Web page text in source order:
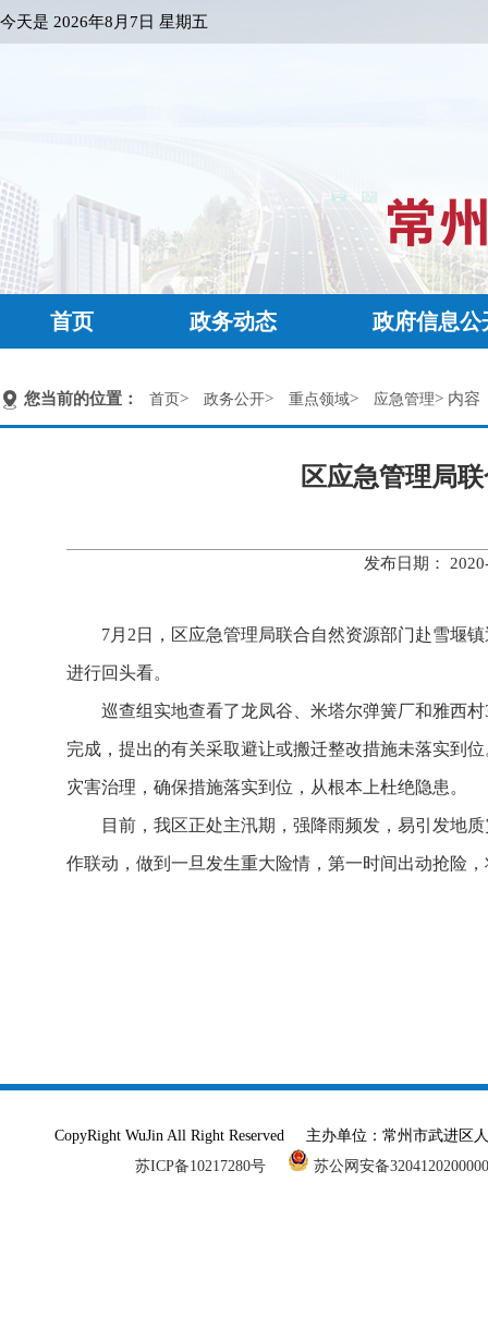
今天是 2026年8月7日 星期五
首页 政务动态 政府信息公
您当前的位置： 首页> 政务公开> 重点领域> 应急管理> 内容
区应急管理局
发布日期：
7月2日，区应急管理局联合自然资源部门赴雪堰
进行回头看。
巡查组实地查看了龙凤谷、米塔尔弹簧厂和雅西
完成，提出的有关采取避让或搬迁整改措施未落实到
灾害治理，确保措施落实到位，从根本上杜绝隐患。
目前，我区正处主汛期，强降雨频发，易引发地
作联动，做到一旦发生重大险情，第一时间出动抢险
CopyRight WuJin All Right Reserved 主办单位：常州市武进
苏ICP备10217280号
苏公网安备